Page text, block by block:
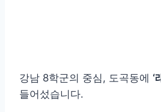
강남 8학군의 중심, 도곡동에 ‘
들어섰습니다.